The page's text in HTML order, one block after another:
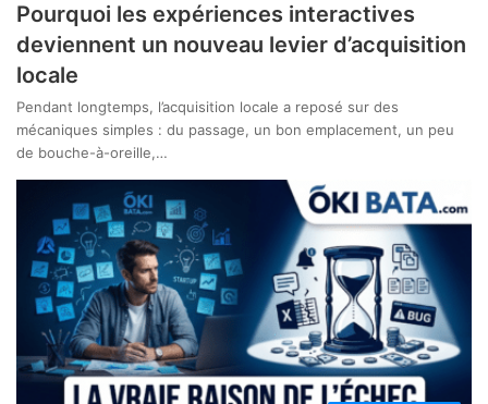
Pourquoi les expériences interactives
deviennent un nouveau levier d’acquisition
locale
Pendant longtemps, l’acquisition locale a reposé sur des
mécaniques simples : du passage, un bon emplacement, un peu
de bouche-à-oreille,…